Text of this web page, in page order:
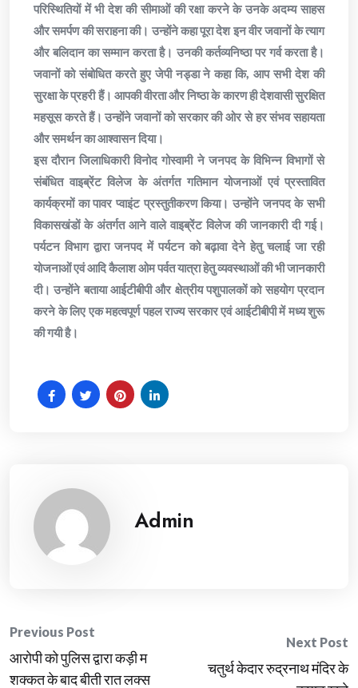
परिस्थितियों में भी देश की सीमाओं की रक्षा करने के उनके अदम्य साहस
और समर्पण की सराहना की। उन्होंने कहा पूरा देश इन वीर जवानों के त्याग
और बलिदान का सम्मान करता है। उनकी कर्तव्यनिष्ठा पर गर्व करता है।
जवानों को संबोधित करते हुए जेपी नड्डा ने कहा कि, आप सभी देश की
सुरक्षा के प्रहरी हैं। आपकी वीरता और निष्ठा के कारण ही देशवासी सुरक्षित
महसूस करते हैं। उन्होंने जवानों को सरकार की ओर से हर संभव सहायता
और समर्थन का आश्वासन दिया।
इस दौरान जिलाधिकारी विनोद गोस्वामी ने जनपद के विभिन्न विभागों से
संबंधित वाइब्रेंट विलेज के अंतर्गत गतिमान योजनाओं एवं प्रस्तावित
कार्यक्रमों का पावर प्वाइंट प्रस्तुतीकरण किया। उन्होंने जनपद के सभी
विकासखंडों के अंतर्गत आने वाले वाइब्रेंट विलेज की जानकारी दी गई।
पर्यटन विभाग द्वारा जनपद में पर्यटन को बढ़ावा देने हेतु चलाई जा रही
योजनाओं एवं आदि कैलाश ओम पर्वत यात्रा हेतु व्यवस्थाओं की भी जानकारी
दी। उन्होंने बताया आईटीबीपी और क्षेत्रीय पशुपालकों को सहयोग प्रदान
करने के लिए एक महत्वपूर्ण पहल राज्य सरकार एवं आईटीबीपी में मध्य शुरू
की गयी है।
Admin
Post
navigation
Previous Post
आरोपी को पुलिस द्वारा कड़ी म
शक्कत के बाद बीती रात लक्स
Next Post
चतुर्थ केदार रुद्रनाथ मंदिर के